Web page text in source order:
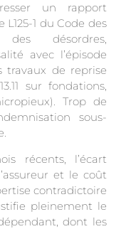
un rapport
1 du Code des
désordres,
avec l’épisode
travaux de reprise
sur fondations,
Trop de
sous-
récents, l’écart
et le coût
contradictoire
pleinement le
dont les